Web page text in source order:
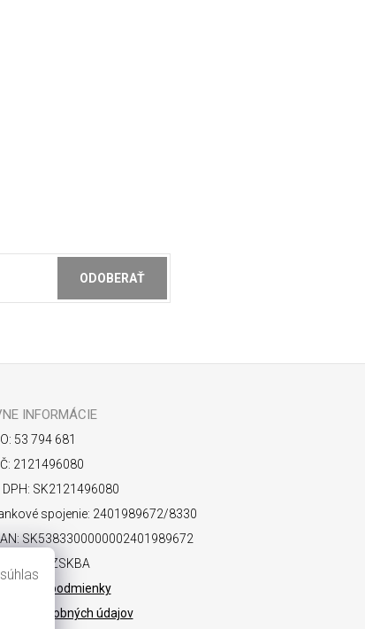
ODOBERAŤ
INFORMÁCIE
53 794 681
2121496080
DPH: SK2121496080
spojenie: 2401989672/8330
SK5383300000002401989672
FIOZSKBA
podmienky
osobných údajov